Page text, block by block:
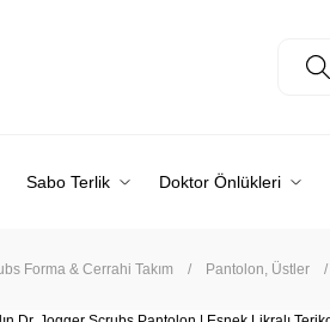
Sabo Terlik Doktor Önlükleri
Forma & Cerrahi Takım Pantolon, Üstler